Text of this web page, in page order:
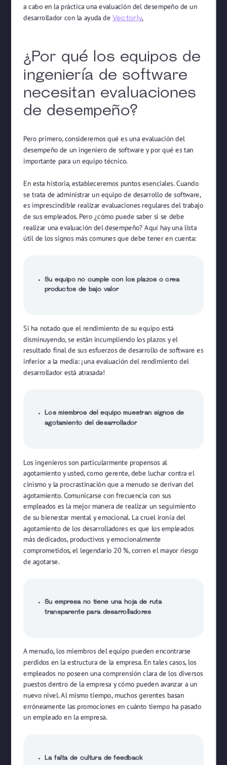
a cabo en la práctica una evaluación del desempeño de un
desarrollador con la ayuda de Vectorly.
¿Por qué los equipos de
ingeniería de software
necesitan evaluaciones
de desempeño?
Pero primero, consideremos qué es una evaluación del
desempeño de un ingeniero de software y por qué es tan
importante para un equipo técnico.
En esta historia, estableceremos puntos esenciales. Cuando
se trata de administrar un equipo de desarrollo de software,
es imprescindible realizar evaluaciones regulares del trabajo
de sus empleados. Pero ¿cómo puede saber si se debe
realizar una evaluación del desempeño? Aquí hay una lista
útil de los signos más comunes que debe tener en cuenta:
Su equipo no cumple con los plazos o crea
productos de bajo valor
Si ha notado que el rendimiento de su equipo está
disminuyendo, se están incumpliendo los plazos y el
resultado final de sus esfuerzos de desarrollo de software es
inferior a la media: ¡una evaluación del rendimiento del
desarrollador está atrasada!
Los miembros del equipo muestran signos de
agotamiento del desarrollador
Los ingenieros son particularmente propensos al
agotamiento y usted, como gerente, debe luchar contra el
cinismo y la procrastinación que a menudo se derivan del
agotamiento. Comunicarse con frecuencia con sus
empleados es la mejor manera de realizar un seguimiento
de su bienestar mental y emocional. La cruel ironía del
agotamiento de los desarrolladores es que los empleados
más dedicados, productivos y emocionalmente
comprometidos, el legendario 20 %, corren el mayor riesgo
de agotarse.
Su empresa no tiene una hoja de ruta
transparente para desarrolladores
A menudo, los miembros del equipo pueden encontrarse
perdidos en la estructura de la empresa. En tales casos, los
empleados no poseen una comprensión clara de los diversos
puestos dentro de la empresa y cómo pueden avanzar a un
nuevo nivel. Al mismo tiempo, muchos gerentes basan
erróneamente las promociones en cuánto tiempo ha pasado
un empleado en la empresa.
La falta de cultura de feedback